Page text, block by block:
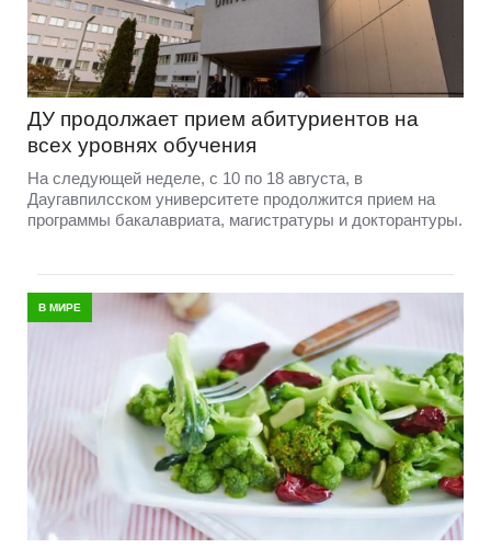
ДУ продолжает прием абитуриентов на
всех уровнях обучения
На следующей неделе, с 10 по 18 августа, в
Даугавпилсском университете продолжится прием на
программы бакалавриата, магистратуры и докторантуры.
В МИРЕ